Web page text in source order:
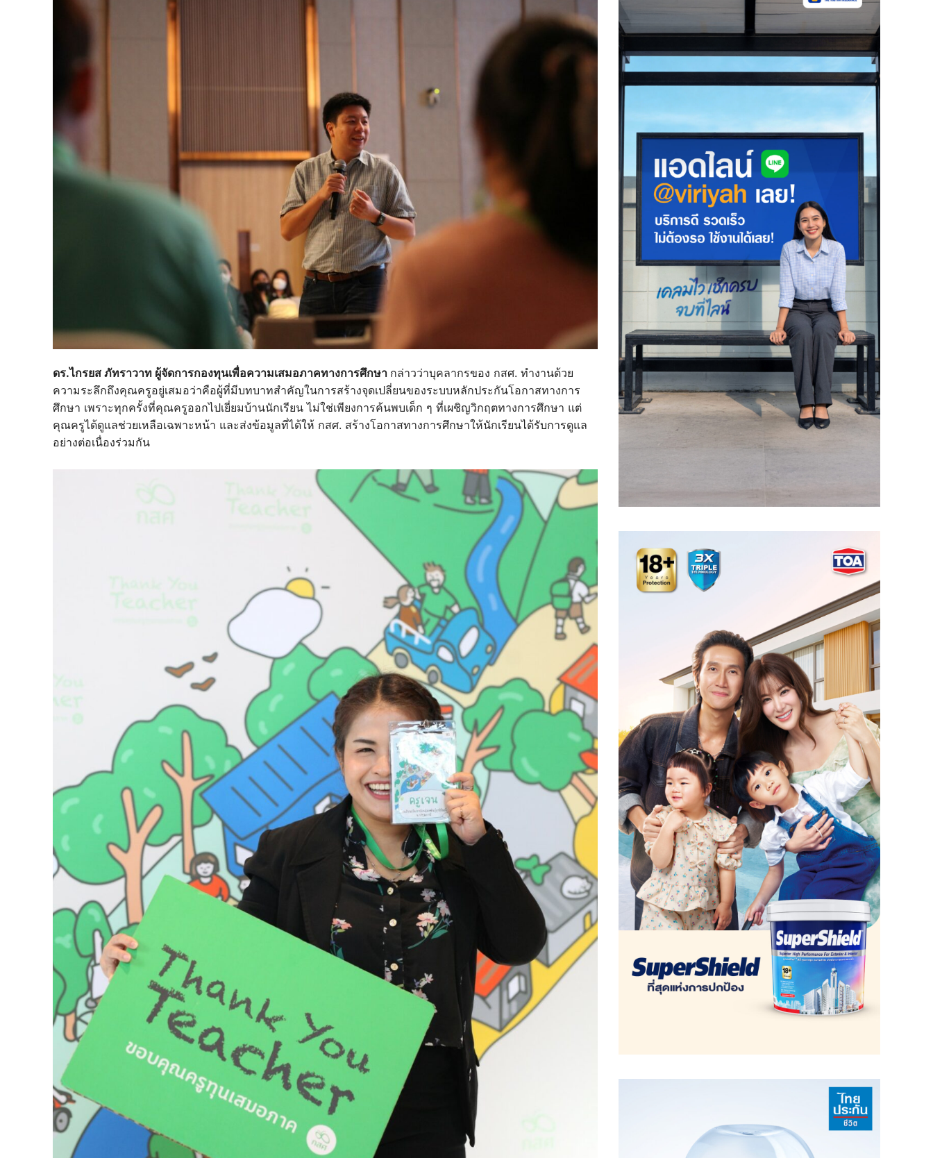
ดร.ไกรยส ภัทราวาท ผู้จัดการกองทุนเพื่อความเสมอภาคทางการศึกษา กล่าวว่าบุคลากรของ กสศ. ทำงานด้วย
ความระลึกถึงคุณครูอยู่เสมอว่าคือผู้ที่มีบทบาทสำคัญในการสร้างจุดเปลี่ยนของระบบหลักประกันโอกาสทางการ
ศึกษา เพราะทุกครั้งที่คุณครูออกไปเยี่ยมบ้านนักเรียน ไม่ใช่เพียงการค้นพบเด็ก ๆ ที่เผชิญวิกฤตทางการศึกษา แต่
คุณครูได้ดูแลช่วยเหลือเฉพาะหน้า และส่งข้อมูลที่ได้ให้ กสศ. สร้างโอกาสทางการศึกษาให้นักเรียนได้รับการดูแล
อย่างต่อเนื่องร่วมกัน